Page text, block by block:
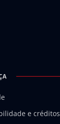
e créditos